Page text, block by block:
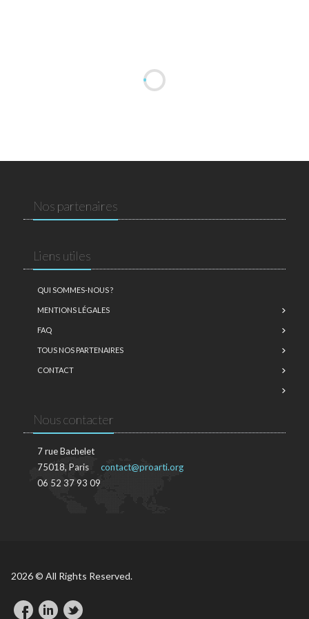
Nos partenaires
Liens utiles
QUI SOMMES-NOUS ?
MENTIONS LÉGALES
FAQ
TOUS NOS PARTENAIRES
CONTACT
Nous contacter
7 rue Bachelet
75018, Paris
06 52 37 93 09
contact@proarti.org
2026 © All Rights Reserved.